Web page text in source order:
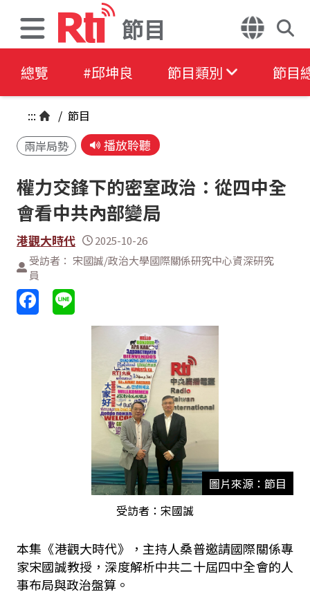
節目
總覽 #邱坤良 節目類別 節目
::: / 節目
兩岸局勢
播放聆聽
權力交鋒下的密室政治：從四中全
會看中共內部變局
港觀大時代
2025-10-26
受訪者： 宋國誠/政治大學國際關係研究中心資深研究
員
圖片來源：節目
受訪者：宋國誠
本集《港觀大時代》，主持人桑普邀請國際關係專
家宋國誠教授，深度解析中共二十屆四中全會的人
事布局與政治盤算。